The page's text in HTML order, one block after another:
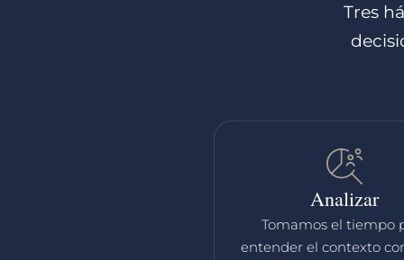
Tres
Analizar
Tomamos el tiempo
entender el contexto